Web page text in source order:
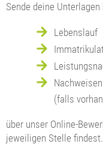
Sende deine
Lebenslauf
(falls
über unser Online-
jeweiligen Stelle findest.